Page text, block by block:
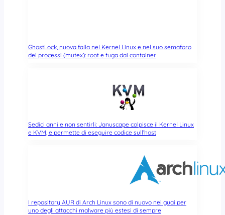
GhostLock, nuova falla nel Kernel Linux e nel suo semaforo
dei processi (mutex): root e fuga dai container
Sedici anni e non sentirli: Januscape colpisce il Kernel Linux
e KVM, e permette di eseguire codice sull’host
I repository AUR di Arch Linux sono di nuovo nei guai per
uno degli attacchi malware più estesi di sempre